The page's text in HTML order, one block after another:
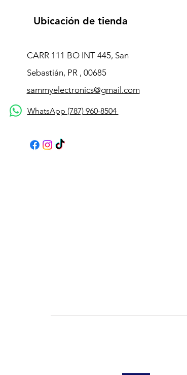
Ubicación de tienda
CARR 111 BO INT 445, San
Sebastián, PR , 00685
sammyelectronics@gmail.com
WhatsApp (787) 960-8504